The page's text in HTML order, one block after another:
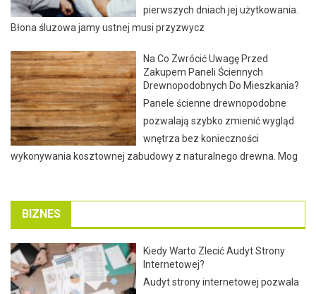
pierwszych dniach jej użytkowania.
Błona śluzowa jamy ustnej musi przyzwycz
Na Co Zwrócić Uwagę Przed
Zakupem Paneli Ściennych
Drewnopodobnych Do Mieszkania?
Panele ścienne drewnopodobne
pozwalają szybko zmienić wygląd
wnętrza bez konieczności
wykonywania kosztownej zabudowy z naturalnego drewna. Mog
BIZNES
Kiedy Warto Zlecić Audyt Strony
Internetowej?
Audyt strony internetowej pozwala